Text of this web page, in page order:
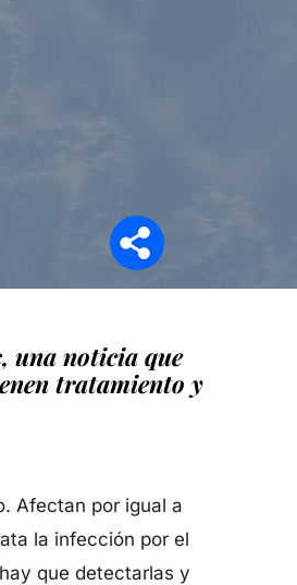
una noticia que
tratamiento y
Afectan por igual a
la infección por el
que detectarlas y